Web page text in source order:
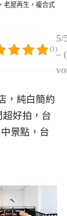
老屋再生，複合式
5/
–
(1)
，純白簡約
好拍，台
景點，台